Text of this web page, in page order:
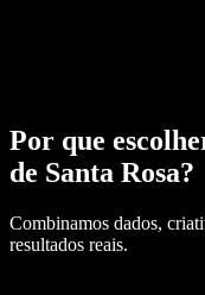
Por que
de Santa Rosa?
Combinamos dados,
resultados reais.